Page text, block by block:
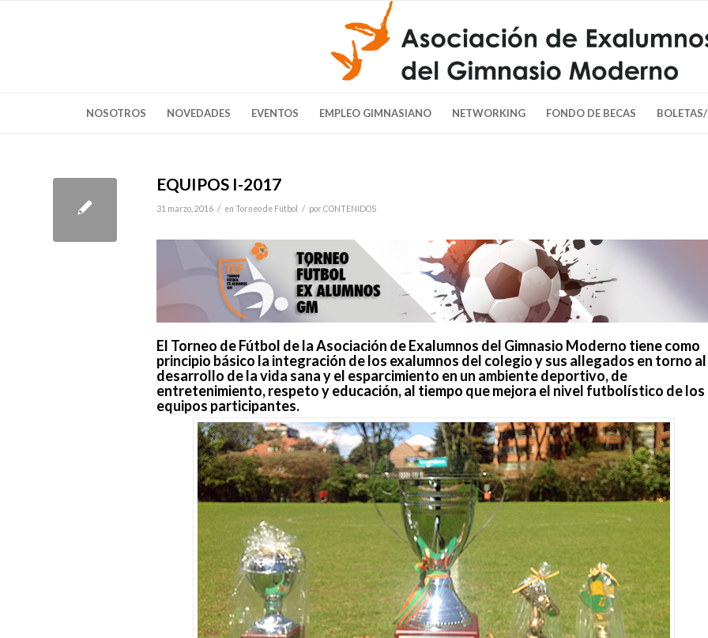
NOSOTROS NOVEDADES EVENTOS EMPLEO GIMNASIANO NETWORKING FONDO DE BECAS
EQUIPOS I-2017
31 marzo, 2016 / en Torneo de Fútbol / por CONTENIDOS
El Torneo de Fútbol de la Asociación de Exalumnos del Gimnasio Moderno tiene como
principio básico la integración de los exalumnos del colegio y sus allegados en torno al
desarrollo de la vida sana y el esparcimiento en un ambiente deportivo, de
entretenimiento, respeto y educación, al tiempo que mejora el nivel futbolístico de los
equipos participantes.